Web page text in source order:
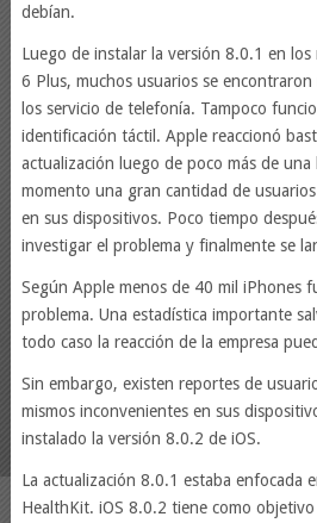
debían.
Luego de instalar la versión 8.0.1 en
6 Plus, muchos usuarios se
los servicio de telefonía. Tampoco
identificación táctil. Apple reaccionó
actualización luego de poco más de
momento una gran cantidad de
en sus dispositivos. Poco tiempo
investigar el problema y finalmente se
Según Apple menos de 40 mil iPhones
problema. Una estadística importante
todo caso la reacción de la empresa
Sin embargo, existen reportes de
mismos inconvenientes en sus
instalado la versión 8.0.2 de iOS.
La actualización 8.0.1 estaba enfocada
HealthKit. iOS 8.0.2 tiene como